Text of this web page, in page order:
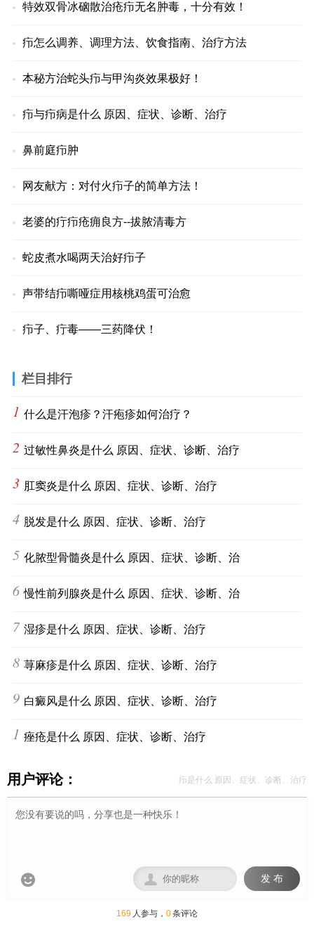
特效双骨冰硇散治疮疖无名肿毒，十分有效！
疖怎么调养、调理方法、饮食指南、治疗方法
本秘方治蛇头疖与甲沟炎效果极好！
疖与疖病是什么 原因、症状、诊断、治疗
鼻前庭疖肿
网友献方：对付火疖子的简单方法！
老婆的疔疖疮痈良方--拔脓清毒方
蛇皮煮水喝两天治好疖子
声带结疖嘶哑症用核桃鸡蛋可治愈
疖子、疔毒——三药降伏！
栏目排行
1 什么是汗泡疹？汗疱疹如何治疗？
2 过敏性鼻炎是什么 原因、症状、诊断、治疗
3 肛窦炎是什么 原因、症状、诊断、治疗
4 脱发是什么 原因、症状、诊断、治疗
5 化脓型骨髓炎是什么 原因、症状、诊断、治
6 慢性前列腺炎是什么 原因、症状、诊断、治
7 湿疹是什么 原因、症状、诊断、治疗
8 荨麻疹是什么 原因、症状、诊断、治疗
9 白癜风是什么 原因、症状、诊断、治疗
10痤疮是什么 原因、症状、诊断、治疗
用户评论： 疖是什么 原因、症状、诊断、治疗
 发 布

169 人参与， 0条评论